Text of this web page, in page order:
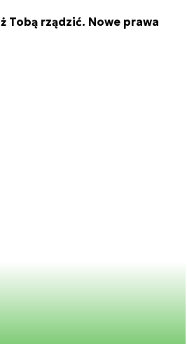
Tobą rządzić. Nowe prawa